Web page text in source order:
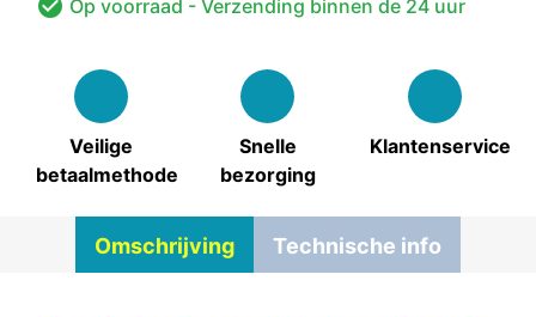
 Op voorraad - Verzending binnen de 24 uur
Veilige
betaalmethode
Snelle
bezorging
Klantenservice
Omschrijving Technische info